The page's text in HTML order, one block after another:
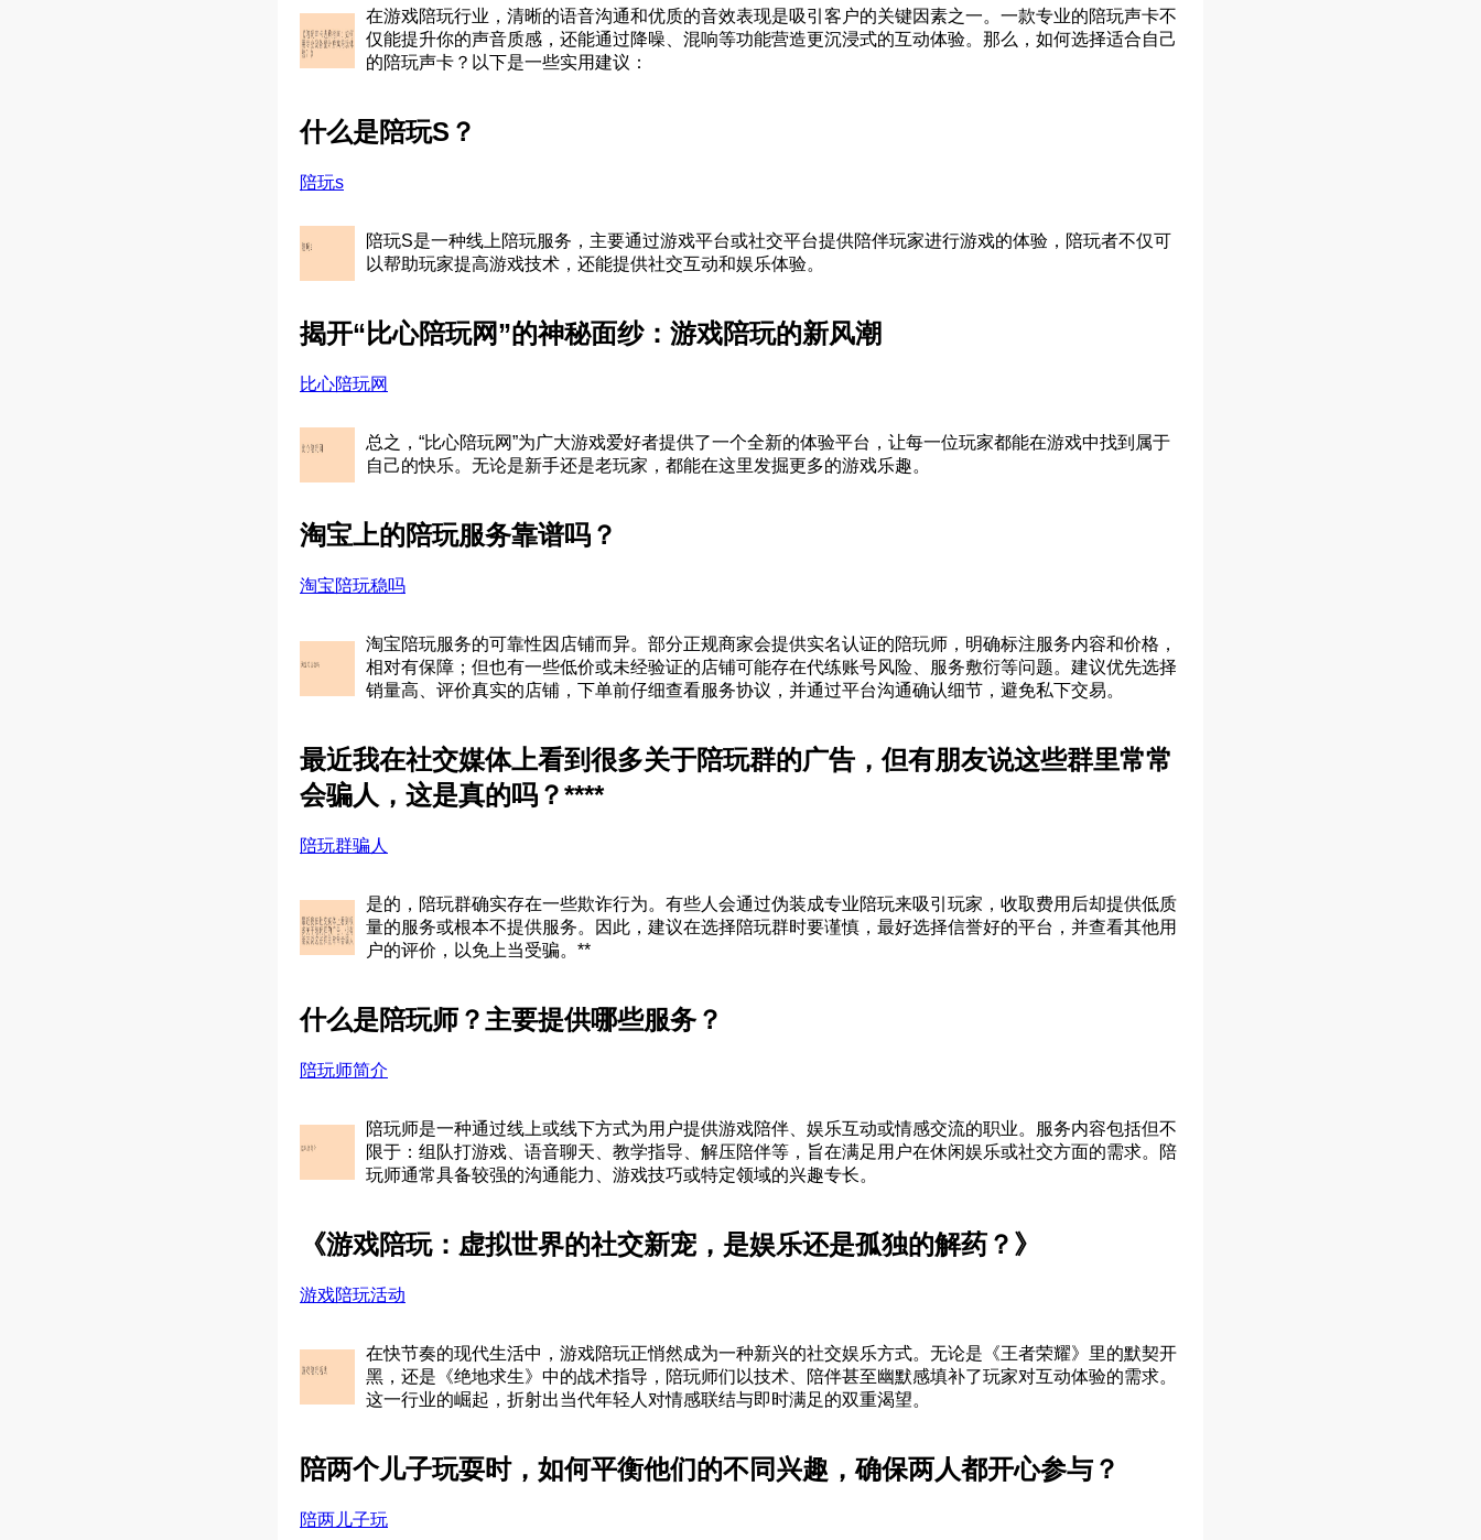
在游戏陪玩行业，清晰的语音沟通和优质的音效表现是吸引客户的关键因素之一。一款专业的陪玩声卡不
仅能提升你的声音质感，还能通过降噪、混响等功能营造更沉浸式的互动体验。那么，如何选择适合自己
的陪玩声卡？以下是一些实用建议：
什么是陪玩S？
陪玩s
陪玩S是一种线上陪玩服务，主要通过游戏平台或社交平台提供陪伴玩家进行游戏的体验，陪玩者不仅可
以帮助玩家提高游戏技术，还能提供社交互动和娱乐体验。
揭开“比心陪玩网”的神秘面纱：游戏陪玩的新风潮
比心陪玩网
总之，“比心陪玩网”为广大游戏爱好者提供了一个全新的体验平台，让每一位玩家都能在游戏中找到属于
自己的快乐。无论是新手还是老玩家，都能在这里发掘更多的游戏乐趣。
淘宝上的陪玩服务靠谱吗？
淘宝陪玩稳吗
淘宝陪玩服务的可靠性因店铺而异。部分正规商家会提供实名认证的陪玩师，明确标注服务内容和价格，
相对有保障；但也有一些低价或未经验证的店铺可能存在代练账号风险、服务敷衍等问题。建议优先选择
销量高、评价真实的店铺，下单前仔细查看服务协议，并通过平台沟通确认细节，避免私下交易。
最近我在社交媒体上看到很多关于陪玩群的广告，但有朋友说这些群里常常
会骗人，这是真的吗？****
陪玩群骗人
是的，陪玩群确实存在一些欺诈行为。有些人会通过伪装成专业陪玩来吸引玩家，收取费用后却提供低质
量的服务或根本不提供服务。因此，建议在选择陪玩群时要谨慎，最好选择信誉好的平台，并查看其他用
户的评价，以免上当受骗。**
什么是陪玩师？主要提供哪些服务？
陪玩师简介
陪玩师是一种通过线上或线下方式为用户提供游戏陪伴、娱乐互动或情感交流的职业。服务内容包括但不
限于：组队打游戏、语音聊天、教学指导、解压陪伴等，旨在满足用户在休闲娱乐或社交方面的需求。陪
玩师通常具备较强的沟通能力、游戏技巧或特定领域的兴趣专长。
《游戏陪玩：虚拟世界的社交新宠，是娱乐还是孤独的解药？》
游戏陪玩活动
在快节奏的现代生活中，游戏陪玩正悄然成为一种新兴的社交娱乐方式。无论是《王者荣耀》里的默契开
黑，还是《绝地求生》中的战术指导，陪玩师们以技术、陪伴甚至幽默感填补了玩家对互动体验的需求。
这一行业的崛起，折射出当代年轻人对情感联结与即时满足的双重渴望。
陪两个儿子玩耍时，如何平衡他们的不同兴趣，确保两人都开心参与？
陪两儿子玩